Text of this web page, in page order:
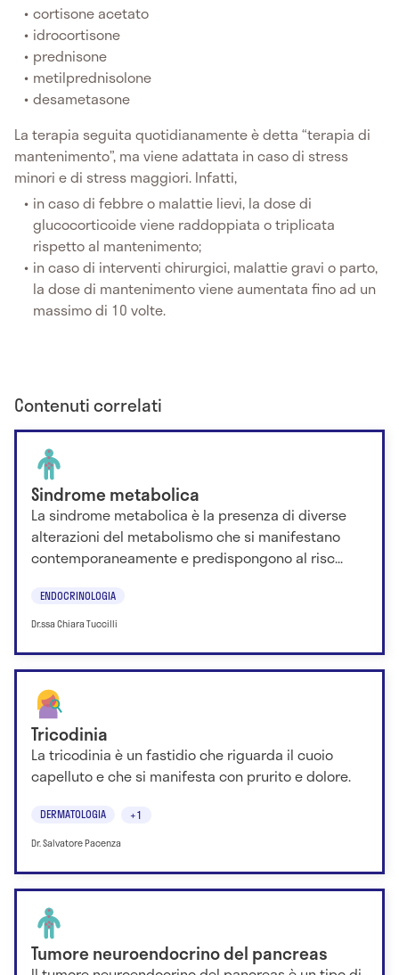
cortisone acetato
idrocortisone
prednisone
metilprednisolone
desametasone
La terapia seguita quotidianamente è detta “terapia di
mantenimento”, ma viene adattata in caso di stress
minori e di stress maggiori. Infatti,
in caso di febbre o malattie lievi, la dose di
glucocorticoide viene raddoppiata o triplicata
rispetto al mantenimento;
in caso di interventi chirurgici, malattie gravi o parto,
la dose di mantenimento viene aumentata fino ad un
massimo di 10 volte.
Contenuti correlati
Sindrome metabolica
La sindrome metabolica è la presenza di diverse
alterazioni del metabolismo che si manifestano
contemporaneamente e predispongono al risc...
ENDOCRINOLOGIA
Dr.ssa Chiara Tuccilli
Tricodinia
La tricodinia è un fastidio che riguarda il cuoio
capelluto e che si manifesta con prurito e dolore.
DERMATOLOGIA +1
Dr. Salvatore Pacenza
Tumore neuroendocrino del pancreas